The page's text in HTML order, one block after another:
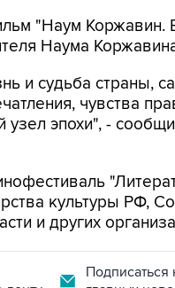
"Наум Коржавин.
Наума
и судьба страны,
чувства
узел эпохи", -
культуры РФ,
и других
Подписаться